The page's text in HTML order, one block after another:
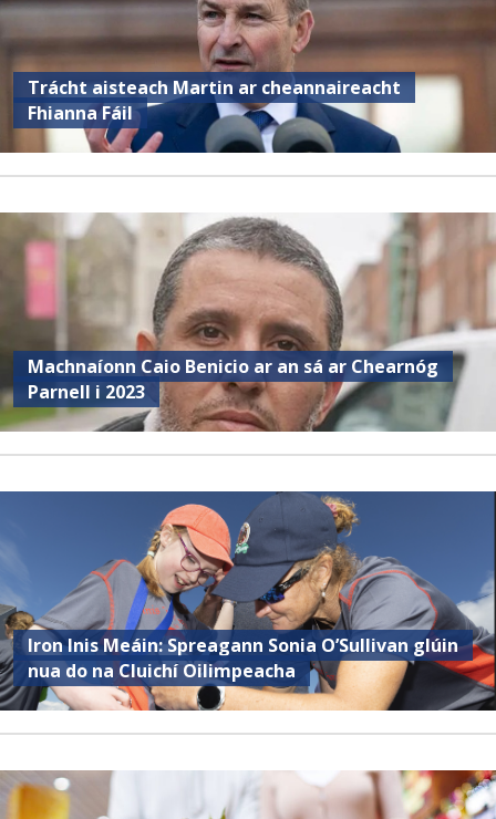
Trácht aisteach Martin ar cheannaireacht
Fhianna Fáil
Machnaíonn Caio Benicio ar an sá ar Chearnóg
Parnell i 2023
Iron Inis Meáin: Spreagann Sonia O’Sullivan glúin
nua do na Cluichí Oilimpeacha